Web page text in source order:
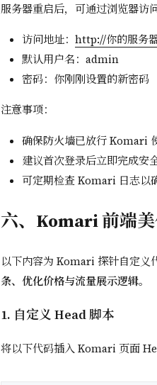
服务器重启后，可通过浏览器访
访问地址： http://你的服务
默认用户名：admin
密码：你刚刚设置的新密码
注意事项：
确保防火墙已放行 Komari
建议首次登录后立即完成安
可定期检查 Komari 日志以
六、Komari 前端
以下内容为 Komari 探针自定义
条、优化价格与流量展示逻辑。
1. 自定义 Head 脚本
将以下代码插入 Komari 页面